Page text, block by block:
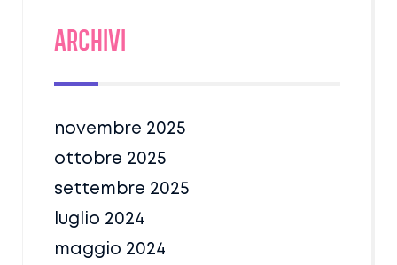
Archivi
novembre 2025
ottobre 2025
settembre 2025
luglio 2024
maggio 2024